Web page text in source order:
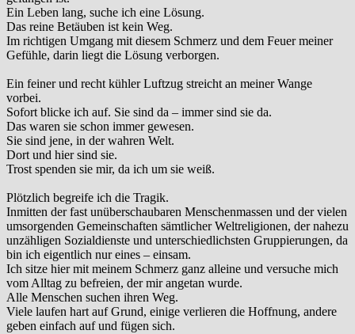
Ein Leben lang, suche ich eine Lösung.
Das reine Betäuben ist kein Weg.
Im richtigen Umgang mit diesem Schmerz und dem Feuer meiner
Gefühle, darin liegt die Lösung verborgen.
Ein feiner und recht kühler Luftzug streicht an meiner Wange
vorbei.
Sofort blicke ich auf. Sie sind da – immer sind sie da.
Das waren sie schon immer gewesen.
Sie sind jene, in der wahren Welt.
Dort und hier sind sie.
Trost spenden sie mir, da ich um sie weiß.
Plötzlich begreife ich die Tragik.
Inmitten der fast unüberschaubaren Menschenmassen und der vielen
umsorgenden Gemeinschaften sämtlicher Weltreligionen, der nahezu
unzähligen Sozialdienste und unterschiedlichsten Gruppierungen, da
bin ich eigentlich nur eines – einsam.
Ich sitze hier mit meinem Schmerz ganz alleine und versuche mich
vom Alltag zu befreien, der mir angetan wurde.
Alle Menschen suchen ihren Weg.
Viele laufen hart auf Grund, einige verlieren die Hoffnung, andere
geben einfach auf und fügen sich.